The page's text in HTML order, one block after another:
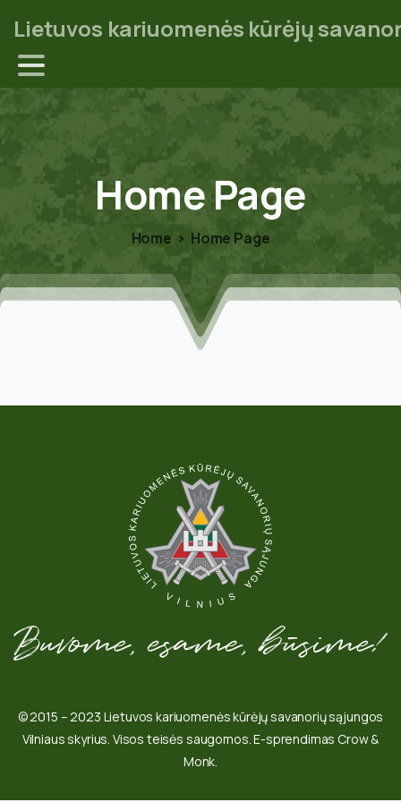
Lietuvos kariuomenės kūrėjų
Home Page
Home Home Page
© 2015 – 2023 Lietuvos kariuomenės kūrėjų savanorių sąjungos
Vilniaus skyrius. Visos teisės saugomos. E-sprendimas Crow &
Monk.